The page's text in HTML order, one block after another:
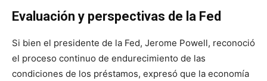
Evaluación y perspectivas de la Fed
Si bien el presidente de la Fed, Jerome Powell, reconoció
el proceso continuo de endurecimiento de las
condiciones de los préstamos, expresó que la economía